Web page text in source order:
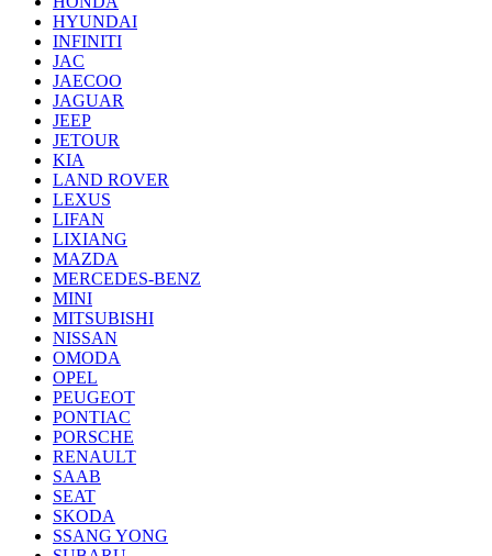
HYUNDAI
INFINITI
JAC
JAECOO
JAGUAR
JEEP
JETOUR
KIA
LAND ROVER
LEXUS
LIFAN
LIXIANG
MAZDA
MERCEDES-BENZ
MINI
MITSUBISHI
NISSAN
OMODA
OPEL
PEUGEOT
PONTIAC
PORSCHE
RENAULT
SAAB
SEAT
SKODA
SSANG YONG